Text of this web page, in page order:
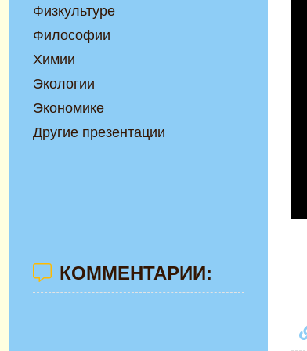
Физкультуре
Философии
Химии
Экологии
Экономике
Другие презентации
КОММЕНТАРИИ: